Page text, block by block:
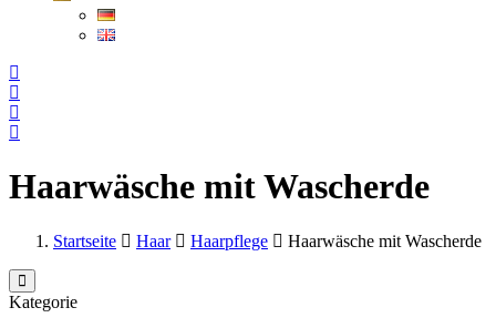
Haarwäsche mit Wascherde
Startseite Haar Haarpflege Haarwäsche mit Wascherde
Kategorie